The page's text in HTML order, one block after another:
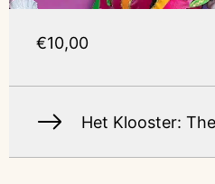
€10,00
Het Klooster: